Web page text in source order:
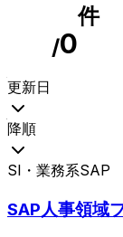
/0
件
更新日
降順
SI・業務系SAP
SAP人事領域